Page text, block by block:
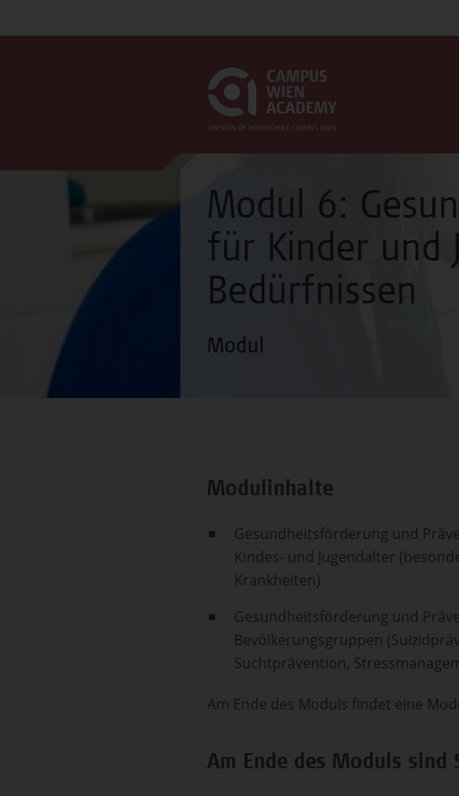
Modul 6:
für Kinder und
Bedürfnissen
Modul
Modulinhalte
Gesundheitsförderung und
Kindes- und Jugendalter
Krankheiten)
Gesundheitsförderung und
Bevölkerungsgruppen
Suchtprävention,
Am Ende des Moduls findet eine
Am Ende des Moduls sind